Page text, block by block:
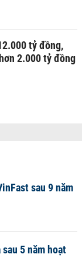
tỷ đồng,
2.000 tỷ đồng
sau 9 năm
5 năm hoạt